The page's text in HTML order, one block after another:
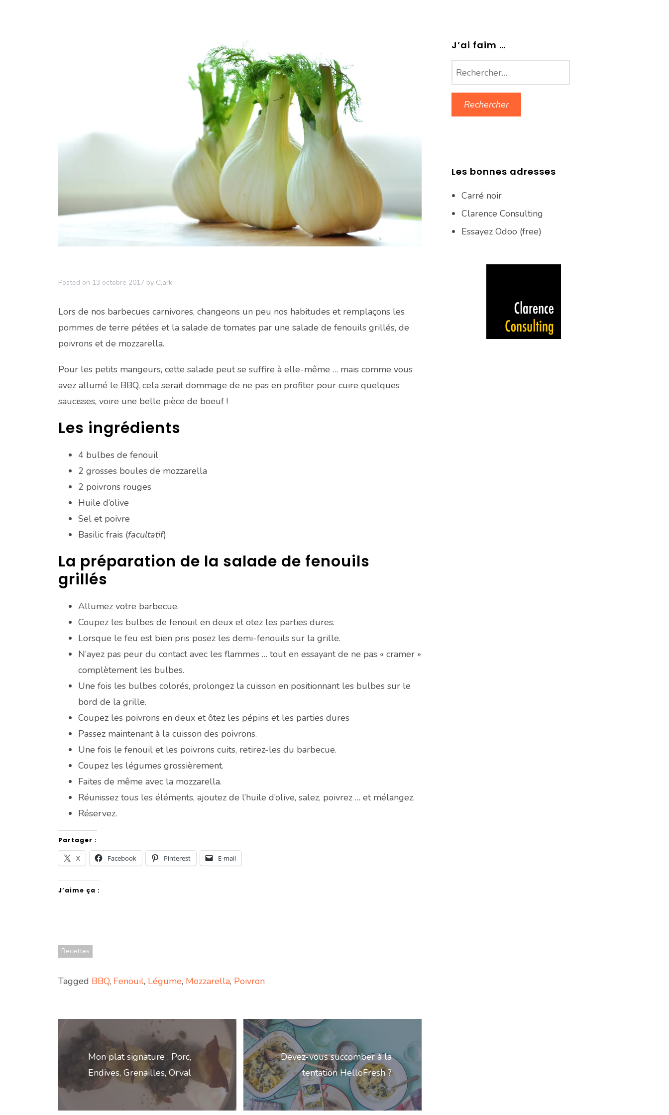
Posted on 13 octobre 2017 by Clark
Lors de nos barbecues carnivores, changeons un peu nos habitudes et remplaçons les
pommes de terre pétées et la salade de tomates par une salade de fenouils grillés, de
poivrons et de mozzarella.
Pour les petits mangeurs, cette salade peut se suffire à elle-même … mais comme vous
avez allumé le BBQ, cela serait dommage de ne pas en profiter pour cuire quelques
saucisses, voire une belle pièce de boeuf !
Les ingrédients
4 bulbes de fenouil
2 grosses boules de mozzarella
2 poivrons rouges
Huile d’olive
Sel et poivre
Basilic frais (facultatif)
La préparation de la salade de fenouils
grillés
Allumez votre barbecue.
Coupez les bulbes de fenouil en deux et otez les parties dures.
Lorsque le feu est bien pris posez les demi-fenouils sur la grille.
N’ayez pas peur du contact avec les flammes … tout en essayant de ne pas « cramer »
complètement les bulbes.
Une fois les bulbes colorés, prolongez la cuisson en positionnant les bulbes sur le
bord de la grille.
Coupez les poivrons en deux et ôtez les pépins et les parties dures
Passez maintenant à la cuisson des poivrons.
Une fois le fenouil et les poivrons cuits, retirez-les du barbecue.
Coupez les légumes grossièrement.
Faites de même avec la mozzarella.
Réunissez tous les éléments, ajoutez de l’huile d’olive, salez, poivrez … et mélangez.
Réservez.
Partager :
X Facebook Pinterest E-mail
J’aime ça :
Recettes
Tagged BBQ, Fenouil, Légume, Mozzarella, Poivron
Navigation
de
l’article
Mon plat signature : Porc,
Endives, Grenailles, Orval
Devez-vous succomber à la
tentation HelloFresh ?
J’ai faim …
Rechercher :
Les bonnes adresses
Carré noir
Clarence Consulting
Essayez Odoo (free)